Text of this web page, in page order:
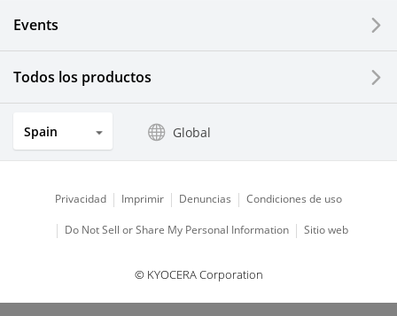
Events
Todos los productos
Spain Global
Privacidad Imprimir Denuncias Condiciones de uso
Do Not Sell or Share My Personal Information Sitio web
© KYOCERA Corporation